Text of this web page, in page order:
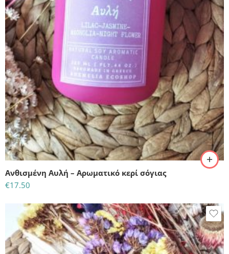
Ανθισμένη Αυλή – Αρωματικό κερί σόγιας
€17.50